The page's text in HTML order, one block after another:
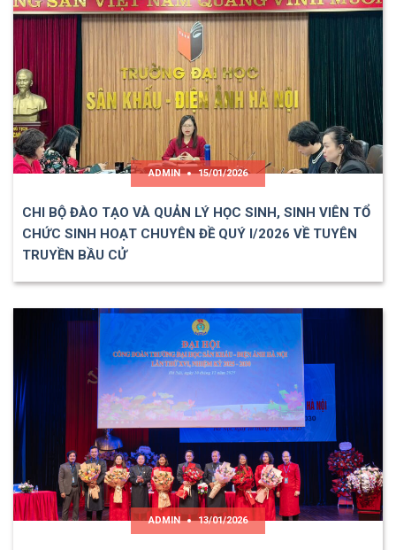
ADMIN 15/01/2026
CHI BỘ ĐÀO TẠO VÀ QUẢN LÝ HỌC SINH, SINH VIÊN TỔ
CHỨC SINH HOẠT CHUYÊN ĐỀ QUÝ I/2026 VỀ TUYÊN
TRUYỀN BẦU CỬ
ADMIN 13/01/2026